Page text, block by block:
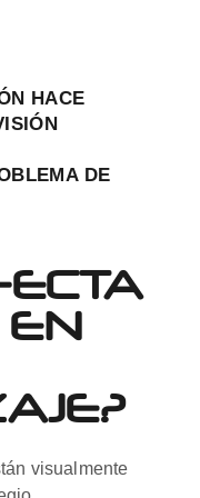
HACE
DE
EN
visualmente